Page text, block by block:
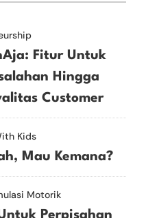
Fitur Untuk
Hingga
Customer
Kids
Mau Kemana?
Motorik